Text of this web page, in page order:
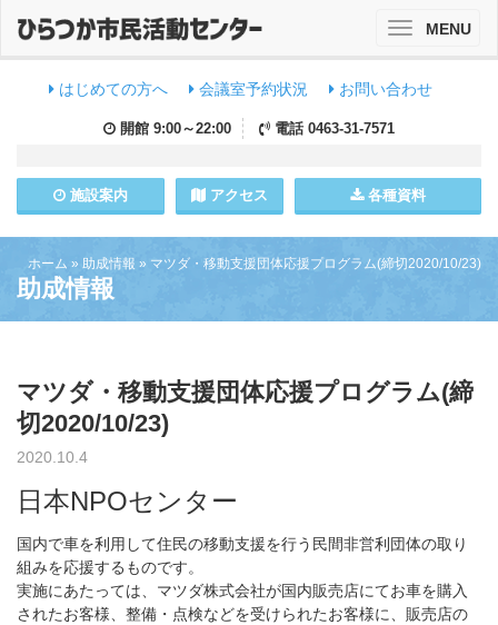
はじめての方へ 会議室予約状況 お問い合わせ
開館 9:00～22:00 電話 0463-31-7571
施設案内 アクセス 各種資料
ToggleMENU
ホーム » 助成情報 » マツダ・移動支援団体応援プログラム(締切2020/10/23)
助成情報
マツダ・移動支援団体応援プログラム(締
切2020/10/23)
2020.10.4
日本NPOセンター
国内で車を利用して住民の移動支援を行う民間非営利団体の取り
組みを応援するものです。
実施にあたっては、マツダ株式会社が国内販売店にてお車を購入
されたお客様、整備・点検などを受けられたお客様に、販売店の